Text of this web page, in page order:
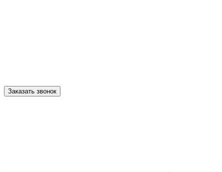
Заказать звонок